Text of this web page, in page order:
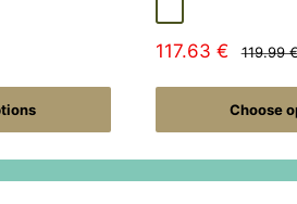
Sale
117.63 €
Regular
119.99
Choose